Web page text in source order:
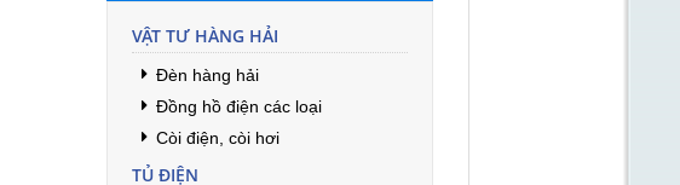
VẬT TƯ HÀNG HẢI
Đèn hàng hải
Đồng hồ điện các loại
Còi điện, còi hơi
TỦ ĐIỆN